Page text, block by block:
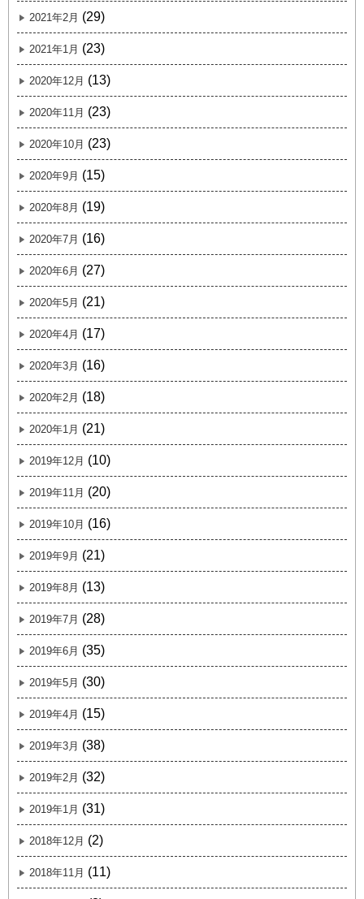
2021年2月 (29)
2021年1月 (23)
2020年12月 (13)
2020年11月 (23)
2020年10月 (23)
2020年9月 (15)
2020年8月 (19)
2020年7月 (16)
2020年6月 (27)
2020年5月 (21)
2020年4月 (17)
2020年3月 (16)
2020年2月 (18)
2020年1月 (21)
2019年12月 (10)
2019年11月 (20)
2019年10月 (16)
2019年9月 (21)
2019年8月 (13)
2019年7月 (28)
2019年6月 (35)
2019年5月 (30)
2019年4月 (15)
2019年3月 (38)
2019年2月 (32)
2019年1月 (31)
2018年12月 (2)
2018年11月 (11)